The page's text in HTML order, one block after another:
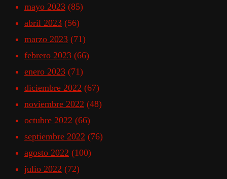
mayo 2023 (85)
abril 2023 (56)
marzo 2023 (71)
febrero 2023 (66)
enero 2023 (71)
diciembre 2022 (67)
noviembre 2022 (48)
octubre 2022 (66)
septiembre 2022 (76)
agosto 2022 (100)
julio 2022 (72)